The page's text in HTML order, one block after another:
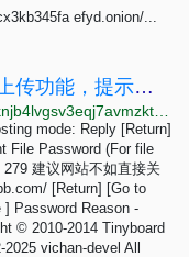
efyd.onion/...
/refuge/ - 建议网站不如直接关闭上传功能，提示用户imgbb上传https://imgbb.com/
mode: Reply [Return]
File Password (For file
建议网站不如直接关
[Return] [Go to
Password Reason -
© 2010-2014 Tinyboard
vichan-devel All